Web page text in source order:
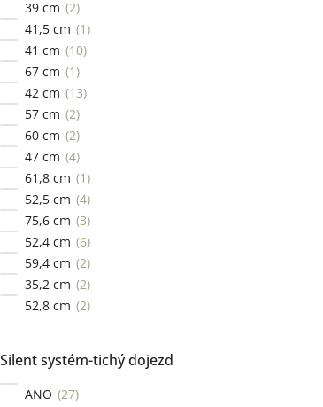
39 cm
2
41,5 cm
1
41 cm
10
67 cm
1
42 cm
13
57 cm
2
60 cm
2
47 cm 4
61,8 cm
1
52,5 cm 4
75,6 cm 3
52,4 cm
6
59,4 cm
2
35,2 cm
2
52,8 cm
2
Silent systém-tichý dojezd
ANO 27